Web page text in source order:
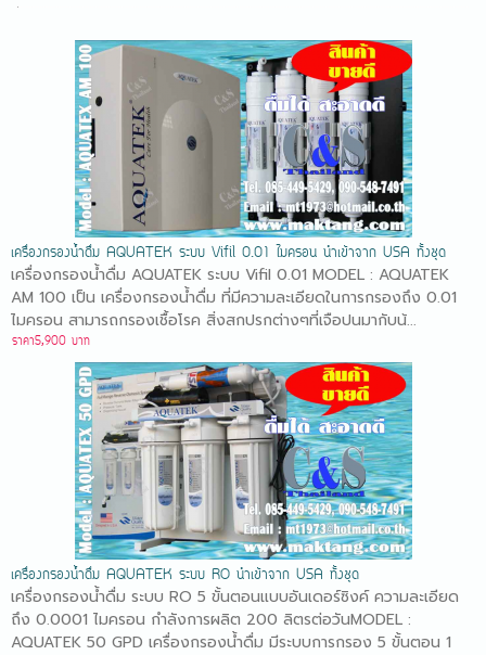
เครื่องกรองน้ำดื่ม AQUATEK ระบบ Vifil 0.01 ไมครอน นำเข้าจาก USA ทั้งชุด
เครื่องกรองน้ำดื่ม AQUATEK ระบบ Vifil 0.01 MODEL : AQUATEK
AM 100 เป็น เครื่องกรองน้ำดื่ม ที่มีความละเอียดในการกรองถึง 0.01
ไมครอน สามารถกรองเชื้อโรค สิ่งสกปรกต่างๆที่เจือปนมากับน้...
ราคา5,900 บาท
เครื่องกรองน้ำดื่ม AQUATEK ระบบ RO นำเข้าจาก USA ทั้งชุด
เครื่องกรองน้ำดื่ม ระบบ RO 5 ขั้นตอนแบบอันเดอร์ซิงค์ ความละเอียด
ถึง 0.0001 ไมครอน กำลังการผลิต 200 ลิตรต่อวันMODEL :
AQUATEK 50 GPD เครื่องกรองน้ำดื่ม มีระบบการกรอง 5 ขั้นตอน 1